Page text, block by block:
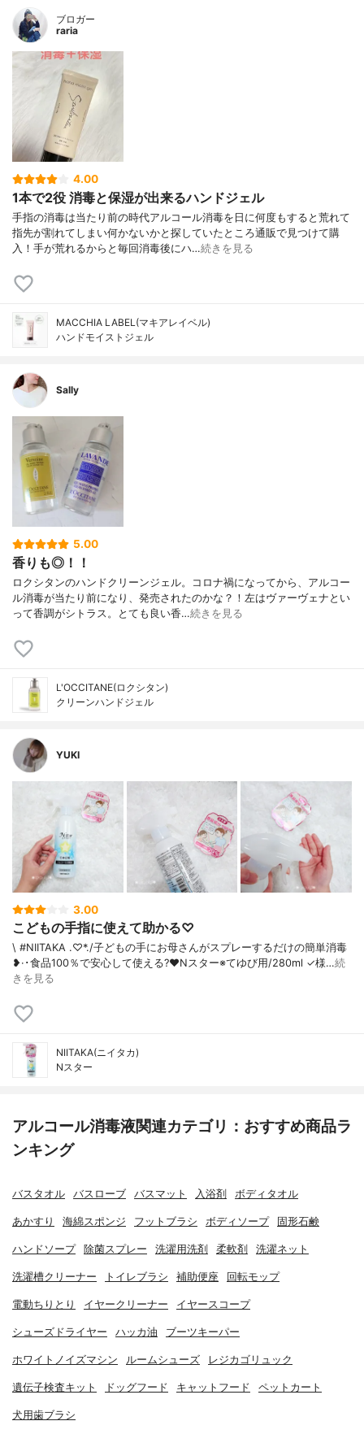
ブロガー
raria
4.00
1本で2役 消毒と保湿が出来るハンドジェル
手指の消毒は当たり前の時代アルコール消毒を日に何度もすると荒れて
指先が割れてしまい何かないかと探していたところ通販で見つけて購
入！手が荒れるからと毎回消毒後にハ…続きを見る
MACCHIA LABEL(マキアレイベル)
ハンドモイストジェル
Sally
5.00
香りも◎！！
ロクシタンのハンドクリーンジェル。コロナ禍になってから、アルコー
ル消毒が当たり前になり、発売されたのかな？！左はヴァーヴェナとい
って香調がシトラス。とても良い香…続きを見る
L'OCCITANE(ロクシタン)
クリーンハンドジェル
YUKI
3.00
こどもの手指に使えて助かる♡
\ #NIITAKA .♡*./ 子どもの手にお母さんがスプレーするだけの簡単消毒
❥·･食品100％で安心して使える?❤️Nスター※てゆび用/280ml ✓様…続
きを見る
NIITAKA(ニイタカ)
Nスター
アルコール消毒液関連カテゴリ：おすすめ商品ラ
ンキング
バスタオル バスローブ バスマット 入浴剤 ボディタオル
あかすり 海綿スポンジ フットブラシ ボディソープ 固形石鹸
ハンドソープ 除菌スプレー 洗濯用洗剤 柔軟剤 洗濯ネット
洗濯槽クリーナー トイレブラシ 補助便座 回転モップ
電動ちりとり イヤークリーナー イヤースコープ
シューズドライヤー ハッカ油 ブーツキーパー
ホワイトノイズマシン ルームシューズ レジカゴリュック
遺伝子検査キット ドッグフード キャットフード ペットカート
犬用歯ブラシ